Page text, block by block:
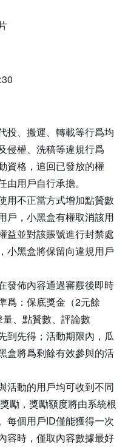
投、搬運、轉載等行爲均
侵權、洗稿等違規行爲
資格，追回已發放的權
用戶自行承擔。
用不正當方式增加點贊數
戶，小黑盒有權取消該用
益並對該賬號進行封禁處
小黑盒將保留向違規用戶
發佈內容通過審覈後即時
爲：保底獎金（2元餘
、點贊數、評論數
到先得；活動期限內，瓜
盒將爲剩餘有效參與的活
活動的用戶均可收到不同
勵，獎勵額度將由系統根
每個用戶ID僅能獲得一次
容時，僅取內容數據最好